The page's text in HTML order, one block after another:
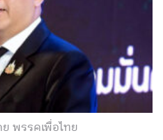
ย พรรคเพื่อไทย